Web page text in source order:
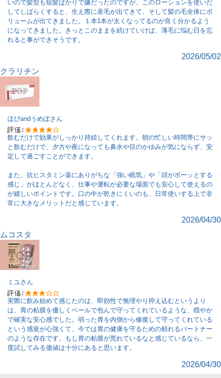
いので髪型も短髪ばかりで嫌だったのですが、このローションを使いだ
してしばらくすると、生え際に産毛が出てきて、そして髪の毛全体にボ
リュームが出てきました。１本1本が太くなってるのが良く分かるよう
になってきました。きっとこのままを続けていけば、薄毛に悩む日を忘
れると事ができそうです。
2026/05/02
クラリチン
ほぴandうめぽさん
飲むだけで効果がしっかり持続してくれます。朝の忙しい時間帯にサッ
と飲むだけで、夕方や夜になっても鼻水や目のかゆみが気にならず、安
定して過ごすことができます。
また、抗ヒスタミン薬にありがちな「強い眠気」や「頭がボーッとする
感じ」がほとんどなく、仕事や運転が必要な場面でも安心して使えるの
が嬉しいポイントです。口の中が乾きにくいのも、日常使いする上で非
常に大きなメリットだと感じています。
2026/04/30
ムコスタ
ミユさん
実際に飲み始めて感じたのは、即効性で無理やり抑え込むというより
は、胃の粘膜を優しくベールで包んで守ってくれているような、穏やか
で確実な安心感でした。弱った胃を内側から修復して守ってくれている
という感覚が心強くて、今では胃の健康を守るための頼れるパートナー
のような存在です。もし胃の粘膜が荒れているなと感じているなら、一
度試してみる価値は十分にあると思います。
2026/04/30